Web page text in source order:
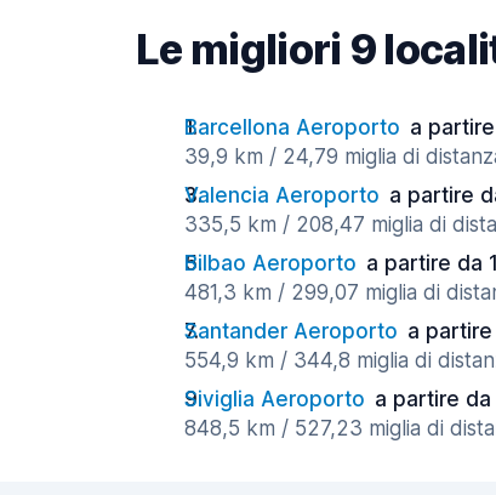
Le migliori 9
Barcellona Aeroporto a
39,9 km / 24,79 miglia di
Valencia Aeroporto a partire
335,5 km / 208,47 miglia di
Bilbao Aeroporto a partire da
481,3 km / 299,07 miglia di
Santander Aeroporto a
554,9 km / 344,8 miglia di
Siviglia Aeroporto a partire
848,5 km / 527,23 miglia di